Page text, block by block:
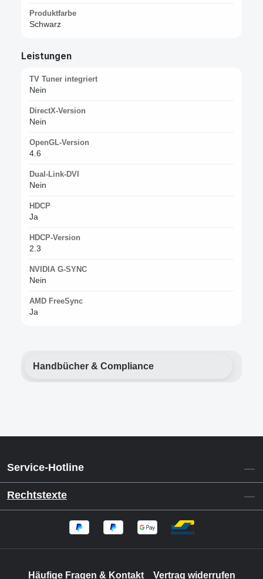
Produktfarbe
Schwarz
Leistungen
TV Tuner integriert
Nein
DirectX-Version
Nein
OpenGL-Version
4.6
Dual-Link-DVI
Nein
HDCP
Ja
HDCP-Version
2.3
NVIDIA G-SYNC
Nein
AMD FreeSync
Ja
Handbücher & Compliance
Service-Hotline
Rechtstexte
Häufige Fragen & Kontakt Vertrag widerrufen